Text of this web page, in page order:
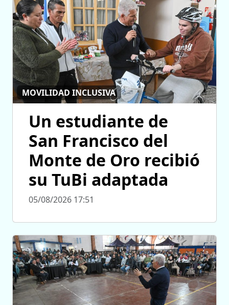
MOVILIDAD INCLUSIVA
Un estudiante de
San Francisco del
Monte de Oro recibió
su TuBi adaptada
05/08/2026 17:51